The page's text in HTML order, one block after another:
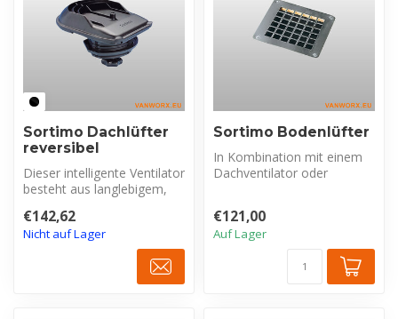
Sortimo Dachlüfter
reversibel
Dieser intelligente Ventilator
besteht aus langlebigem,
€142,62
Nicht auf Lager
Sortimo Bodenlüfter
In Kombination mit einem
Dachventilator oder
€121,00
Auf Lager